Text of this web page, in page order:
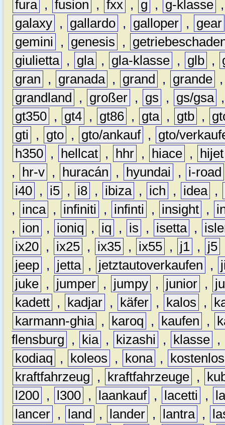
fura , fusion , fxx , g , g-klasse
galaxy , gallardo , galloper ,
gear
gemini
, genesis ,
giulietta , gla , gla-klasse , glb ,
gran
, granada , grand , grande
grandland
, großer , gs , gs/gsa
gt350 , gt4 , gt86 , gta , gtb ,
gti
, gto , gto/ankauf ,
gto/
h350 , hellcat , hhr , hiace ,
hijet
,
hr-v , huracán , hyundai ,
i-road
i40 , i5 , i8 , ibiza , ich , idea ,
,
inca , infiniti , infinti , insight ,
,
ion , ioniq , iq , is , isetta ,
ix20 , ix25 , ix35 , ix55 , j1 , j5
jeep , jetta , jetztautoverkaufen ,
juke , jumper , jumpy , junior ,
kadett , kadjar , käfer , kalos ,
karmann-ghia , karoq , kaufen ,
flensburg
, kia , kizashi , klasse ,
kodiaq
, koleos , kona ,
kostenlos
kraftfahrzeug
, kraftfahrzeuge ,
l200 , l300 , laankauf , lacetti ,
lancer , land , lander , lantra ,